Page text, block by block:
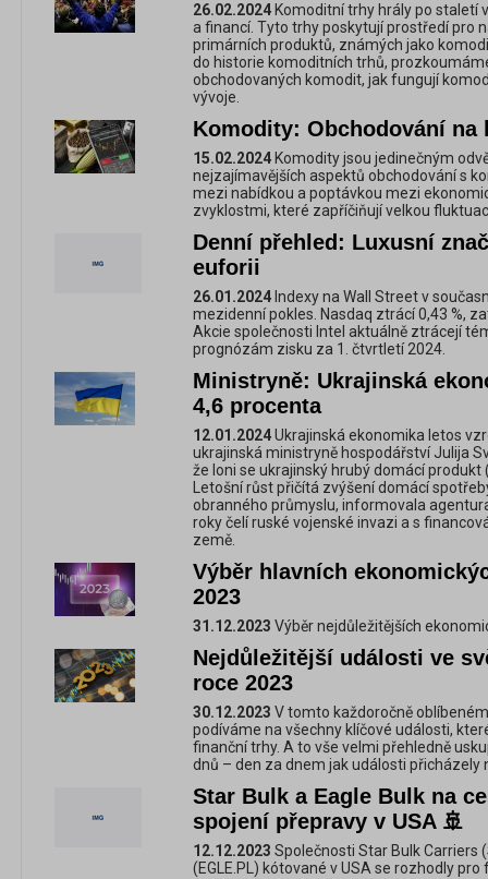
26.02.2024 Komoditní trhy hrály po staletí
a financí. Tyto trhy poskytují prostředí pro
primárních produktů, známých jako
do historie komoditních trhů,
obchodovaných komodit, jak fungují
vývoje.
Komodity: Obchodování
15.02.2024 Komodity jsou jedinečným
nejzajímavějších aspektů obchodování s
mezi nabídkou a poptávkou mezi
zvyklostmi, které zapříčiňují velkou
Denní přehled: Luxusní
euforii
26.01.2024 Indexy na Wall Street v
mezidenní pokles. Nasdaq ztrácí 0,43 %,
Akcie společnosti Intel aktuálně ztrácejí
prognózám zisku za 1. čtvrtletí 2024.
Ministryně: Ukrajinská
4,6 procenta
12.01.2024Ukrajinská ekonomika letos
ukrajinská ministryně hospodářství Julija
že loni se ukrajinský hrubý domácí produkt
Letošní růst přičítá zvýšení domácí
obranného průmyslu, informovala
roky čelí ruské vojenské invazi a s
země.
Výběr hlavních
2023
31.12.2023 Výběr nejdůležitějších
Nejdůležitější události ve
roce 2023
30.12.2023 V tomto každoročně
podíváme na všechny klíčové události,
finanční trhy. A to vše velmi přehledně
dnů – den za dnem jak události přicházely
Star Bulk a Eagle Bulk na
spojení přepravy v USA 🚢
12.12.2023 Společnosti Star Bulk Carriers
(EGLE.PL) kótované v USA se rozhodly